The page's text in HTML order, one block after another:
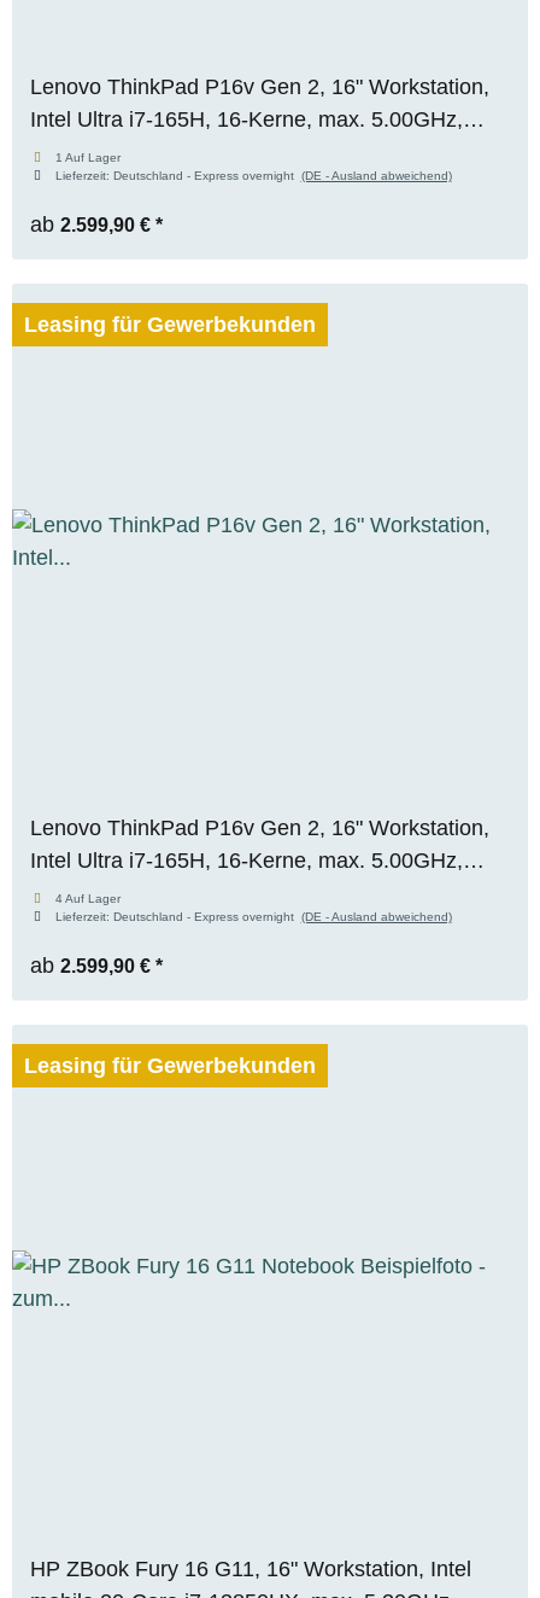
Lenovo ThinkPad P16v Gen 2, 16" Workstation,
Intel Ultra i7-165H, 16-Kerne, max. 5.00GHz,
64GB RAM, 1TB M.2 SSD, Nvidia RTX 2000
ADA (8GB), WUXGA, Premium Panel, WIN 11
Pro
1 Auf Lager
Lieferzeit: Deutschland - Express overnight (DE - Ausland abweichend)
ab 2.599,90 € *
Leasing für Gewerbekunden
Lenovo ThinkPad P16v Gen 2, 16" Workstation,
Intel Ultra i7-165H, 16-Kerne, max. 5.00GHz,
64GB RAM, 1TB M.2 SSD, Nvidia RTX 2000
ADA (8GB), WUXGA, WIN 11 Pro
4 Auf Lager
Lieferzeit: Deutschland - Express overnight (DE - Ausland abweichend)
ab 2.599,90 € *
Leasing für Gewerbekunden
HP ZBook Fury 16 G11, 16" Workstation, Intel